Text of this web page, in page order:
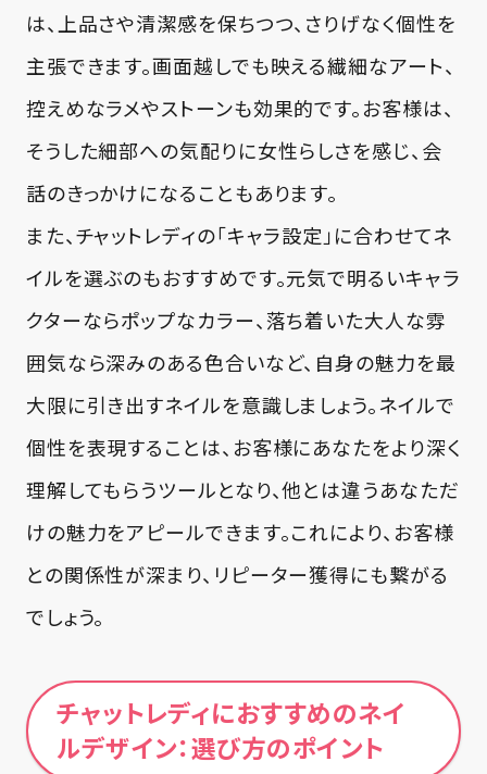
は、上品さや清潔感を保ちつつ、さりげなく個性を
主張できます。画面越しでも映える繊細なアート、
控えめなラメやストーンも効果的です。お客様は、
そうした細部への気配りに女性らしさを感じ、会
話のきっかけになることもあります。
また、チャットレディの「キャラ設定」に合わせてネ
イルを選ぶのもおすすめです。元気で明るいキャラ
クターならポップなカラー、落ち着いた大人な雰
囲気なら深みのある色合いなど、自身の魅力を最
大限に引き出すネイルを意識しましょう。ネイルで
個性を表現することは、お客様にあなたをより深く
理解してもらうツールとなり、他とは違うあなただ
けの魅力をアピールできます。これにより、お客様
との関係性が深まり、リピーター獲得にも繋がる
でしょう。
チャットレディにおすすめのネイ
ルデザイン：選び方のポイント